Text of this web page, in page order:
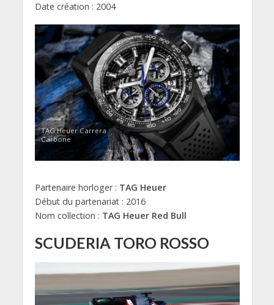
Date création : 2004
TAG Heuer Carrera
Carbone
Partenaire horloger : TAG Heuer
Début du partenariat : 2016
Nom collection : TAG Heuer Red Bull
SCUDERIA TORO ROSSO